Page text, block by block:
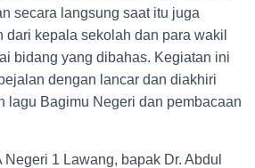
secara langsung saat itu juga
dari kepala sekolah dan para wakil
bidang yang dibahas. Kegiatan ini
dengan lancar dan diakhiri
lagu Bagimu Negeri dan pembacaan
1 Lawang, bapak Dr. Abdul